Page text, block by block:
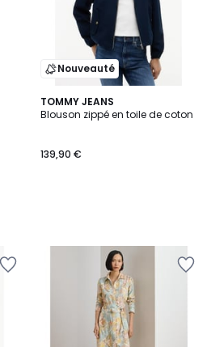
Nouveauté
TOMMY JEANS
Blouson zippé en toile de coton
139,90 €